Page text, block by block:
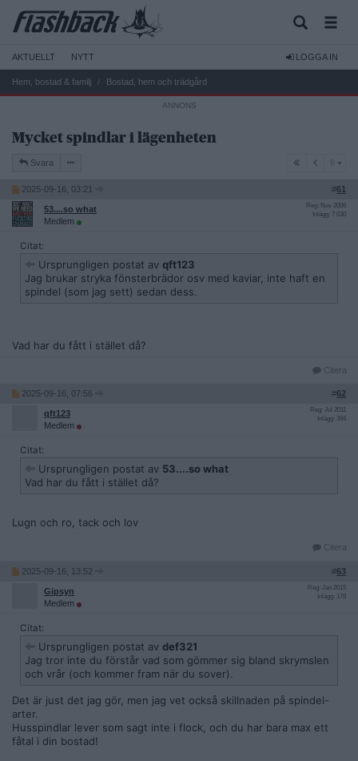
AKTUELLT NYTT LOGGA IN
Hem, bostad & familj Bostad, hem och trädgård
Mycket spindlar i lägenheten
Svara
2025-09-16, 03:21 #61
53....so what
Medlem
Reg: Nov 2006
Inlägg: 7 030
Citat:
Ursprungligen postat av qft123
Jag brukar stryka fönsterbrädor osv med kaviar, inte haft en
spindel (som jag sett) sedan dess.
Vad har du fått i stället då?
Citera
2025-09-16, 07:56 #62
qft123
Medlem
Reg: Jul 2011
Inlägg: 394
Citat:
Ursprungligen postat av 53....so what
Vad har du fått i stället då?
Lugn och ro, tack och lov
Citera
2025-09-16, 13:52 #63
Gipsyn
Medlem
Reg: Jan 2015
Inlägg: 178
Citat:
Ursprungligen postat av def321
Jag tror inte du förstår vad som gömmer sig bland skrymslen
och vrår (och kommer fram när du sover).
Det är just det jag gör, men jag vet också skillnaden på spindel-
arter.
Husspindlar lever som sagt inte i flock, och du har bara max ett
fåtal i din bostad!